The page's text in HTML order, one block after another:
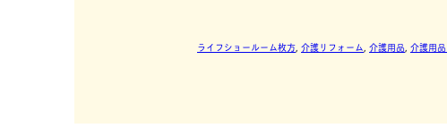
ライフショールーム枚方, 介護リフォーム, 介護用品, 介護用